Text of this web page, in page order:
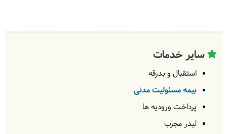
سایر خدمات
استقبال و بدرقه
بیمه مسئولیت مدنی
پرداخت ورودیه ها
لیدر مجرب